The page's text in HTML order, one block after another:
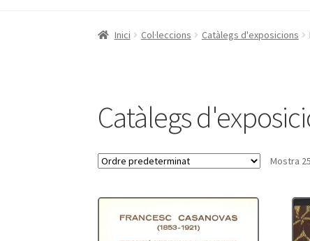
Pàgina d'inici Accessibilitat Cistella El meu
Inici Col·leccions Catàlegs d'exposicions
Catàlegs
Mostra